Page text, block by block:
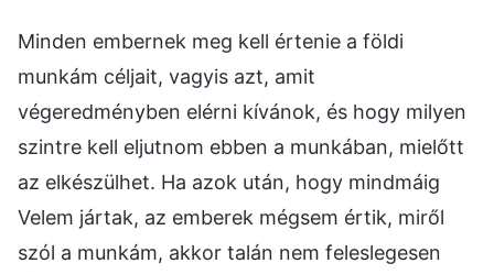
Minden embernek meg kell értenie a földi
munkám céljait, vagyis azt, amit
végeredményben elérni kívánok, és hogy milyen
szintre kell eljutnom ebben a munkában, mielőtt
az elkészülhet. Ha azok után, hogy mindmáig
Velem jártak, az emberek mégsem értik, miről
szól a munkám, akkor talán nem feleslegesen